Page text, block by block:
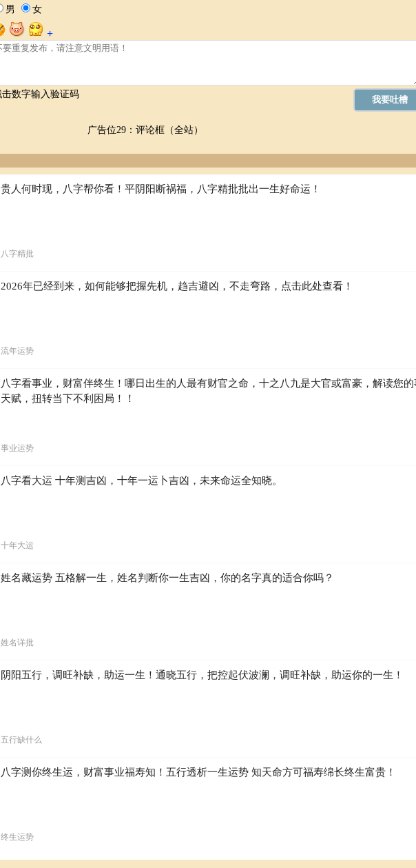
广告位29：评论框（全站）
贵人何时现，八字帮你看！平阴阳断祸福，八字精批批出一生好命运！
八字精批
2026年已经到来，如何能够把握先机，趋吉避凶，不走弯路，点击此处查看！
流年运势
八字看事业，财富伴终生！哪日出生的人最有财官之命，十之八九是大官或富豪，解读您
天赋，扭转当下不利困局！！
事业运势
八字看大运 十年测吉凶，十年一运卜吉凶，未来命运全知晓。
十年大运
姓名藏运势 五格解一生，姓名判断你一生吉凶，你的名字真的适合你吗？
姓名详批
阴阳五行，调旺补缺，助运一生！通晓五行，把控起伏波澜，调旺补缺，助运你的一生！
五行缺什么
八字测你终生运，财富事业福寿知！五行透析一生运势 知天命方可福寿绵长终生富贵！
终生运势